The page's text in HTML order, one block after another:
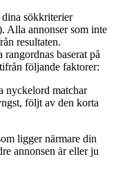
sökkriterier
Alla annonser som inte
resultaten.
baserat på
följande faktorer:
nyckelord matchar
följt av den korta
ligger närmare din
annonsen är eller ju